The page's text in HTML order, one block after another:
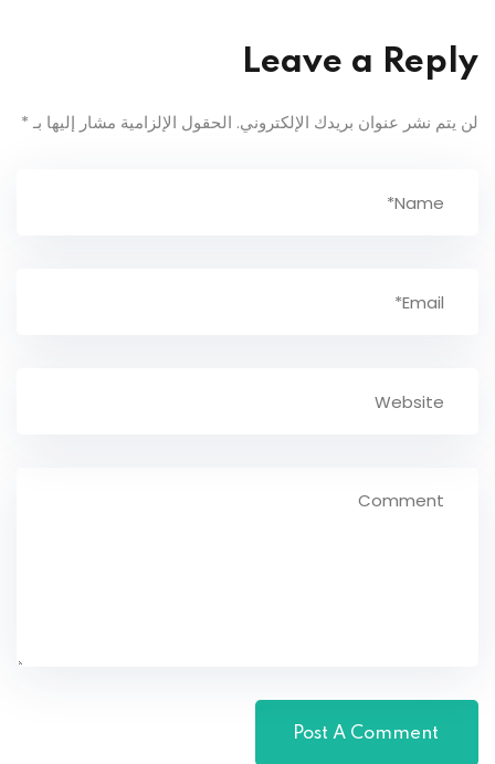
Leave a Reply
لن يتم نشر عنوان بريدك الإلكتروني. الحقول الإلزامية مشار إليها بـ *